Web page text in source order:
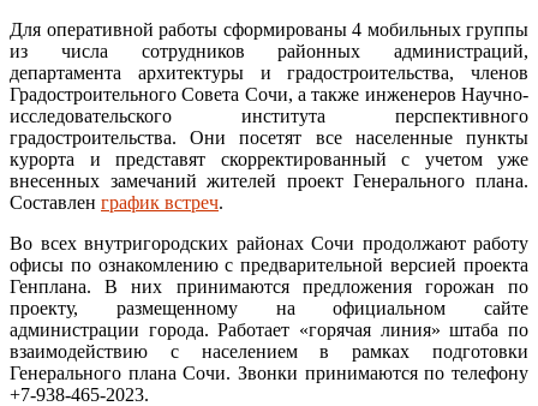
Для оперативной работы сформированы 4 мобильных группы
из числа сотрудников районных администраций,
департамента архитектуры и градостроительства, членов
Градостроительного Совета Сочи, а также инженеров Научно-
исследовательского института перспективного
градостроительства. Они посетят все населенные пункты
курорта и представят скорректированный с учетом уже
внесенных замечаний жителей проект Генерального плана.
Составлен график встреч.
Во всех внутригородских районах Сочи продолжают работу
офисы по ознакомлению с предварительной версией проекта
Генплана. В них принимаются предложения горожан по
проекту, размещенному на официальном сайте
администрации города. Работает «горячая линия» штаба по
взаимодействию с населением в рамках подготовки
Генерального плана Сочи. Звонки принимаются по телефону
+7-938-465-2023.